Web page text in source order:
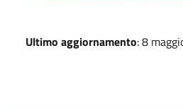
Ultimo aggiornamento: 8